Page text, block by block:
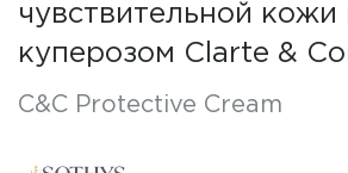
чувствительной
куперозом Clarte &
C&C Protective Cream